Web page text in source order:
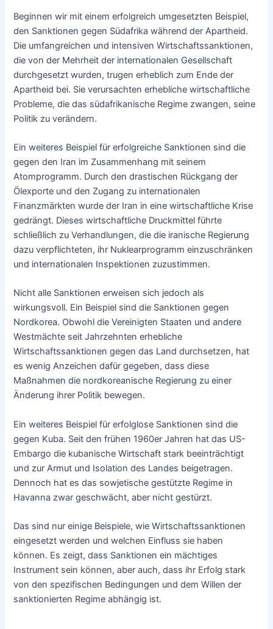
Beginnen wir mit einem erfolgreich umgesetzten Beispiel,
den Sanktionen gegen Südafrika während der Apartheid.
Die umfangreichen und intensiven Wirtschaftssanktionen,
die von der Mehrheit der internationalen Gesellschaft
durchgesetzt wurden, trugen erheblich zum Ende der
Apartheid bei. Sie verursachten erhebliche wirtschaftliche
Probleme, die das südafrikanische Regime zwangen, seine
Politik zu verändern.
Ein weiteres Beispiel für erfolgreiche Sanktionen sind die
gegen den Iran im Zusammenhang mit seinem
Atomprogramm. Durch den drastischen Rückgang der
Ölexporte und den Zugang zu internationalen
Finanzmärkten wurde der Iran in eine wirtschaftliche Krise
gedrängt. Dieses wirtschaftliche Druckmittel führte
schließlich zu Verhandlungen, die die iranische Regierung
dazu verpflichteten, ihr Nuklearprogramm einzuschränken
und internationalen Inspektionen zuzustimmen.
Nicht alle Sanktionen erweisen sich jedoch als
wirkungsvoll. Ein Beispiel sind die Sanktionen gegen
Nordkorea. Obwohl die Vereinigten Staaten und andere
Westmächte seit Jahrzehnten erhebliche
Wirtschaftssanktionen gegen das Land durchsetzen, hat
es wenig Anzeichen dafür gegeben, dass diese
Maßnahmen die nordkoreanische Regierung zu einer
Änderung ihrer Politik bewegen.
Ein weiteres Beispiel für erfolglose Sanktionen sind die
gegen Kuba. Seit den frühen 1960er Jahren hat das US-
Embargo die kubanische Wirtschaft stark beeinträchtigt
und zur Armut und Isolation des Landes beigetragen.
Dennoch hat es das sowjetische gestützte Regime in
Havanna zwar geschwächt, aber nicht gestürzt.
Das sind nur einige Beispiele, wie Wirtschaftssanktionen
eingesetzt werden und welchen Einfluss sie haben
können. Es zeigt, dass Sanktionen ein mächtiges
Instrument sein können, aber auch, dass ihr Erfolg stark
von den spezifischen Bedingungen und dem Willen der
sanktionierten Regime abhängig ist.